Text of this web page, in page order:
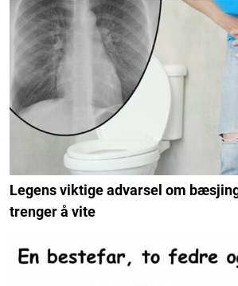
Legens viktige advarsel om
trenger å vite